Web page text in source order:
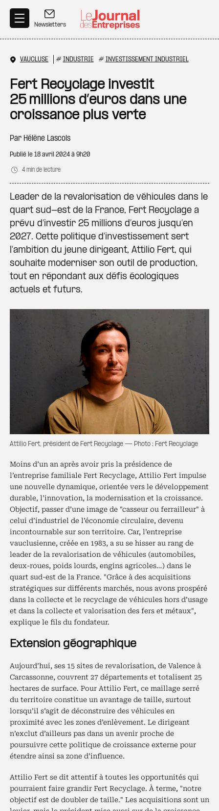
Newsletters
VAUCLUSE # INDUSTRIE # INVESTISSEMENT INDUSTRIEL
Fert Recyclage investit
25 millions d’euros dans une
croissance plus verte
Par Hélène Lascols
Publié le 18 avril 2024 à 9h20
4 min de lecture
Leader de la revalorisation de véhicules dans le
quart sud-est de la France, Fert Recyclage a
prévu d’investir 25 millions d’euros jusqu’en
2027. Cette politique d’investissement sert
l’ambition du jeune dirigeant, Attilio Fert, qui
souhaite moderniser son outil de production,
tout en répondant aux défis écologiques
actuels et futurs.
Attilio Fert, président de Fert Recyclage — Photo : Fert Recyclage
Moins d’un an après avoir pris la présidence de
l’entreprise familiale Fert Recyclage, Attilio Fert impulse
une nouvelle dynamique, orientée vers le développement
durable, l’innovation, la modernisation et la croissance.
Objectif, passer d’une image de "casseur ou ferrailleur" à
celui d’industriel de l’économie circulaire, devenu
incontournable sur son territoire. Car, l’entreprise
vauclusienne, créée en 1983, a su se hisser au rang de
leader de la revalorisation de véhicules (automobiles,
deux-roues, poids lourds, engins agricoles…) dans le
quart sud-est de la France. "Grâce à des acquisitions
stratégiques sur différents marchés, nous avons prospéré
dans la collecte et le recyclage de véhicules hors d’usage
et dans la collecte et valorisation des fers et métaux",
explique le fils du fondateur.
Extension géographique
Aujourd’hui, ses 15 sites de revalorisation, de Valence à
Carcassonne, couvrent 27 départements et totalisent 25
hectares de surface. Pour Attilio Fert, ce maillage serré
du territoire constitue un avantage de taille, surtout
lorsqu’il s’agit de déconstruire des véhicules en
proximité avec les zones d’enlèvement. Le dirigeant
n’exclut d’ailleurs pas dans un avenir proche de
poursuivre cette politique de croissance externe pour
étendre ainsi sa zone d’influence.
Attilio Fert se dit attentif à toutes les opportunités qui
pourraient faire grandir Fert Recyclage. À terme, "notre
objectif est de doubler de taille." Les acquisitions sont un